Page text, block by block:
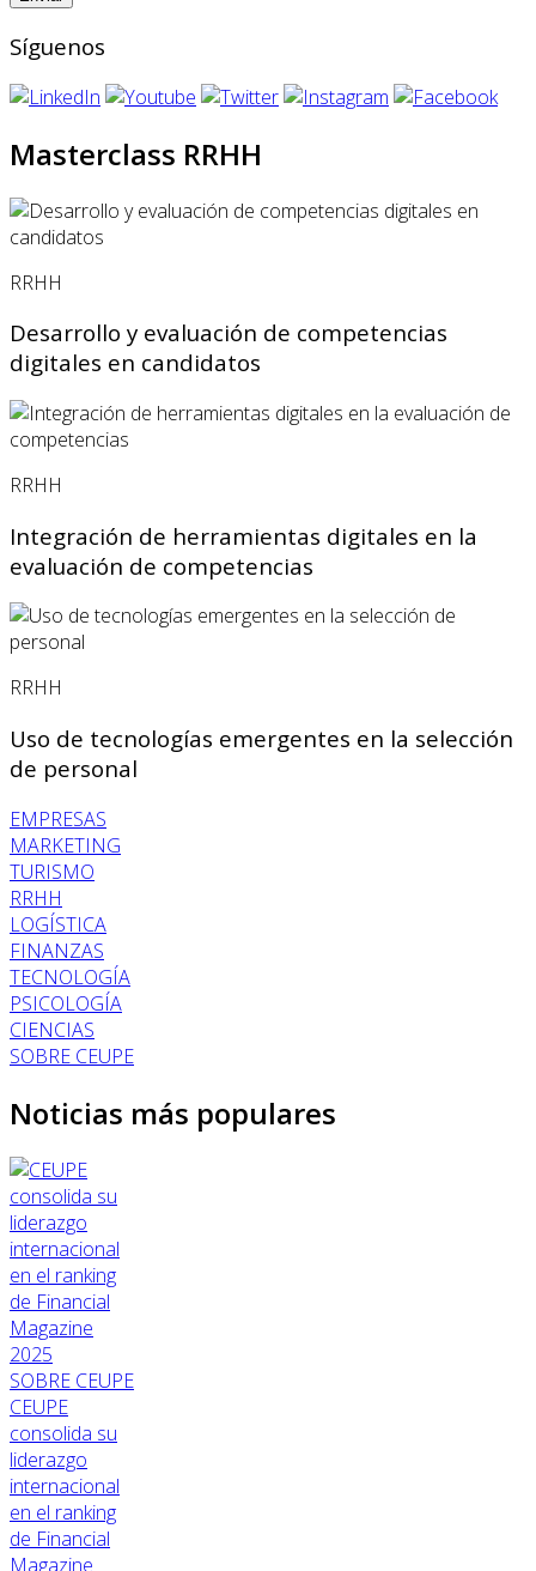
Síguenos
Masterclass RRHH
RRHH
Desarrollo y evaluación de competencias
digitales en candidatos
RRHH
Integración de herramientas digitales en la
evaluación de competencias
RRHH
Uso de tecnologías emergentes en la selección
de personal
EMPRESAS
MARKETING
TURISMO
RRHH
LOGÍSTICA
FINANZAS
TECNOLOGÍA
PSICOLOGÍA
CIENCIAS
SOBRE CEUPE
Noticias más populares
SOBRE CEUPE
CEUPE
consolida su
liderazgo
internacional
en el ranking
de Financial
Magazine